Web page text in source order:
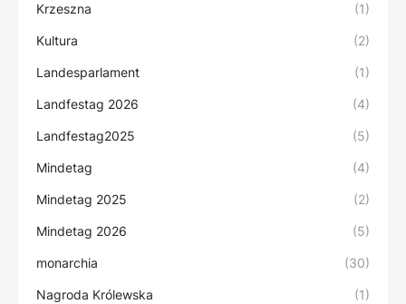
Krzeszna (1)
Kultura (2)
Landesparlament (1)
Landfestag 2026 (4)
Landfestag2025 (5)
Mindetag (4)
Mindetag 2025 (2)
Mindetag 2026 (5)
monarchia (30)
Nagroda Królewska (1)